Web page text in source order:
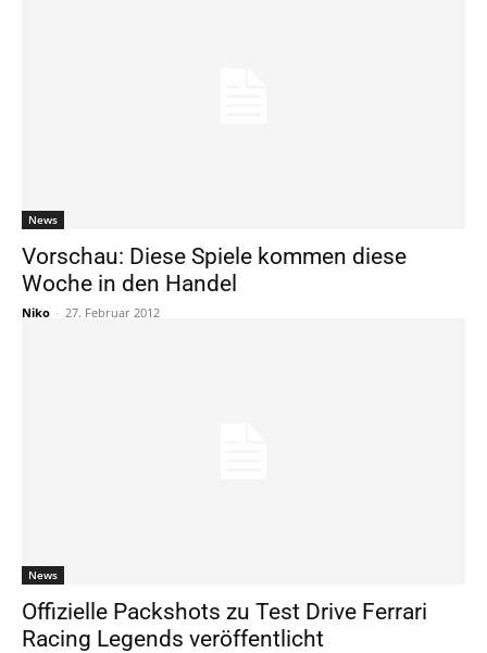
News
Vorschau: Diese Spiele kommen diese
Woche in den Handel
Niko - 27. Februar 2012
News
Offizielle Packshots zu Test Drive Ferrari
Racing Legends veröffentlicht